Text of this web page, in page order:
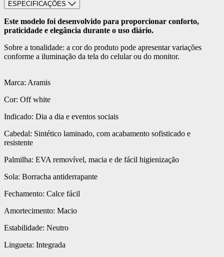
ESPECIFICAÇÕES
Este modelo foi desenvolvido para proporcionar conforto,
praticidade e elegância durante o uso diário.
Sobre a tonalidade: a cor do produto pode apresentar variações
conforme a iluminação da tela do celular ou do monitor.
Marca: Aramis
Cor: Off white
Indicado: Dia a dia e eventos sociais
Cabedal: Sintético laminado, com acabamento sofisticado e
resistente
Palmilha: EVA removível, macia e de fácil higienização
Sola: Borracha antiderrapante
Fechamento: Calce fácil
Amortecimento: Macio
Estabilidade: Neutro
Lingueta: Integrada